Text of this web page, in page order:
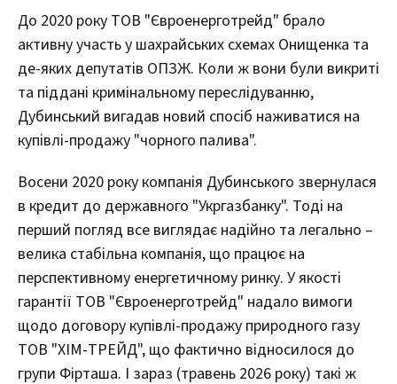
До 2020 року ТОВ "Євроенерготрейд" брало
активну участь у шахрайських схемах Онищенка та
де-яких депутатів ОПЗЖ. Коли ж вони були викриті
та піддані кримінальному переслідуванню,
Дубинський вигадав новий спосіб наживатися на
купівлі-продажу "чорного палива".
Восени 2020 року компанія Дубинського звернулася
в кредит до державного "Укргазбанку". Тоді на
перший погляд все виглядає надійно та легально –
велика стабільна компанія, що працює на
перспективному енергетичному ринку. У якості
гарантії ТОВ "Євроенерготрейд" надало вимоги
щодо договору купівлі-продажу природного газу
ТОВ "ХІМ-ТРЕЙД", що фактично відносилося до
групи Фірташа. І зараз (травень 2026 року) такі ж